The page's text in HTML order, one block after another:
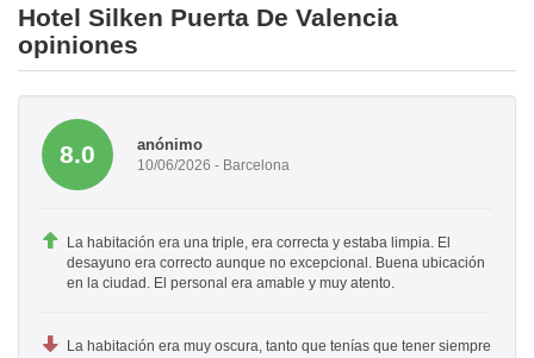
Hotel Silken Puerta De Valencia
opiniones
8.0 anónimo
10/06/2026 - Barcelona
La habitación era una triple, era correcta y estaba limpia. El
desayuno era correcto aunque no excepcional. Buena ubicación
en la ciudad. El personal era amable y muy atento.
La habitación era muy oscura, tanto que tenías que tener siempre